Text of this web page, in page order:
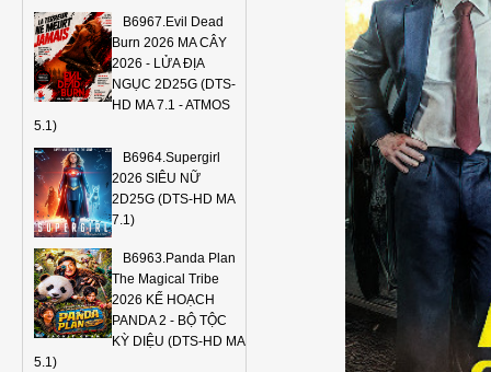
B6967.Evil Dead
Burn 2026 MA CÂY
2026 - LỬA ĐỊA
NGỤC 2D25G (DTS-
HD MA 7.1 - ATMOS
5.1)
B6964.Supergirl
2026 SIÊU NỮ
2D25G (DTS-HD MA
7.1)
B6963.Panda Plan
The Magical Tribe
2026 KẾ HOẠCH
PANDA 2 - BỘ TỘC
KỲ DIỆU (DTS-HD MA
5.1)